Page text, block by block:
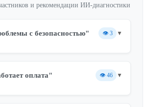
и рекомендации ИИ-диагностики
с безопасностью" 👁️ 3 ▼
оплата" 👁️ 46 ▼